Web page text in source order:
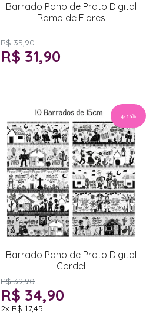
Barrado Pano de Prato Digital
Ramo de Flores
R$ 35,90
R$ 31,90
13%
Barrado Pano de Prato Digital
Cordel
R$ 39,90
R$ 34,90
2x R$ 17,45